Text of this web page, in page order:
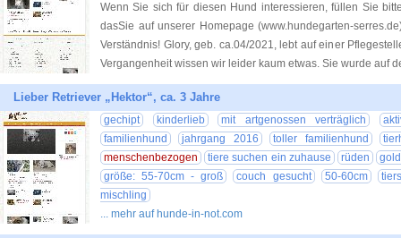
Wenn Sie sich für diesen Hund interessieren, füllen Sie
dasSie auf unserer Homepage (www.hundegarten-
Verständnis! Glory, geb. ca.04/2021, lebt auf einer
Vergangenheit wissen wir leider kaum etwas. Sie wurde auf
Lieber Retriever „Hektor“, ca. 3 Jahre
gechipt kinderlieb mit artgenossen verträglich
familienhund
jahrgang 2016 toller familienhund
menschenbezogen
tiere suchen ein zuhause rüden
größe: 55-70cm - groß
couch gesucht 50-60cm
mischling
... mehr auf hunde-in-not.com